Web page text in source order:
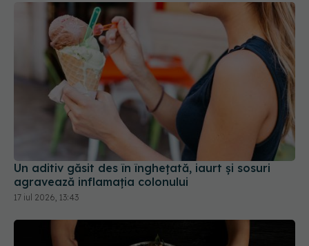
Un aditiv găsit des în înghețată, iaurt și sosuri
agravează inflamația colonului
17 iul 2026, 13:43